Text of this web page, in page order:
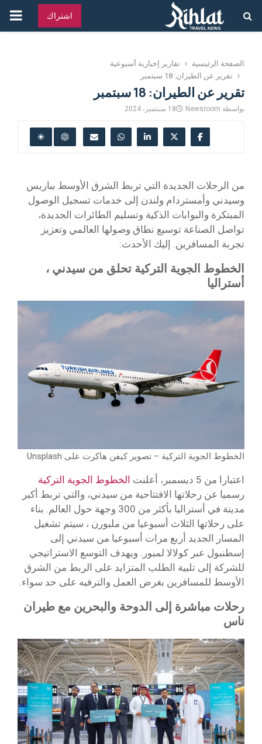
اشتراك
الصفحة الرئيسية
تقارير إخبارية أسبوعية
تقرير عن الطيران: 18 سبتمبر
تقرير عن الطيران: 18 سبتمبر
بواسطة Newsroom 18 سبتمبر، 2024
من الرحلات الجديدة التي تربط الشرق الأوسط بباريس
وسيدني وأمستردام ولندن إلى خدمات تسجيل الوصول
المبتكرة والبوابات الذكية وتسليم الطائرات الجديدة،
تواصل الصناعة توسيع نطاق وصولها العالمي وتعزيز
تجربة المسافرين. إليك الأحدث:
الخطوط الجوية التركية تحلق من سيدني ،
أستراليا
الخطوط الجوية التركية – تصوير كيفن هاكرت على Unsplash
اعتبارا من 5 ديسمبر، أعلنت
الخطوط الجوية التركية
رسميا عن رحلاتها الافتتاحية من سيدني، والتي تربط أكبر
مدينة في أستراليا بأكثر من 300 وجهة حول العالم. بناء
على رحلاتها الثلاث أسبوعيا من ملبورن ، سيتم تشغيل
المسار الجديد أربع مرات أسبوعيا من سيدني إلى
إسطنبول عبر كولالا لمبور. ويهدف التوسع الاستراتيجي
للشركة إلى تلبية الطلب المتزايد على الربط من الشرق
الأوسط للمسافرين بغرض العمل والترفيه على حد سواء.
رحلات مباشرة إلى الدوحة والبحرين مع طيران
ناس